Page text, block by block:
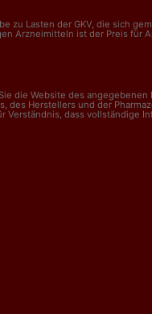
Lasten der GKV, die sich
Arzneimitteln ist der Preis für
die Website des
Herstellers und der
dass vollständige